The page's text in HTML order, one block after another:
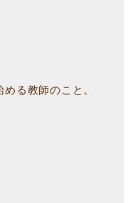
る教師のこと。